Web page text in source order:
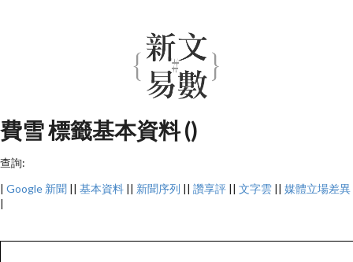
費雪 標籤基本資料 ()
查詢:
| Google 新聞 || 基本資料 || 新聞序列 || 讚享評 || 文字雲 || 媒體立場差異
|